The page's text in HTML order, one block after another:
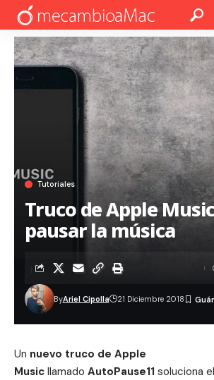
Tutoriales
Truco de Apple
pausar la música
ByAriel Cipolla 21 Diciembre 2018
Un nuevo truco de Apple
Music llamado AutoPause11 soluciona